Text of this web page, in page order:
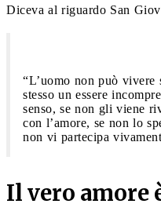
Diceva al riguardo San
“L’uomo non può vivere
stesso un essere
senso, se non gli viene
con l’amore, se non lo
non vi partecipa
Il vero amore